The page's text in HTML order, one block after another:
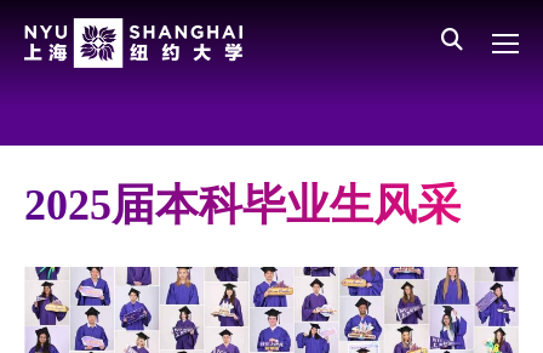
All NYU
学校领导
师资队伍
新闻与媒体报道
2025届本科毕业生风采